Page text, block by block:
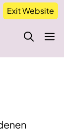
Exit Website